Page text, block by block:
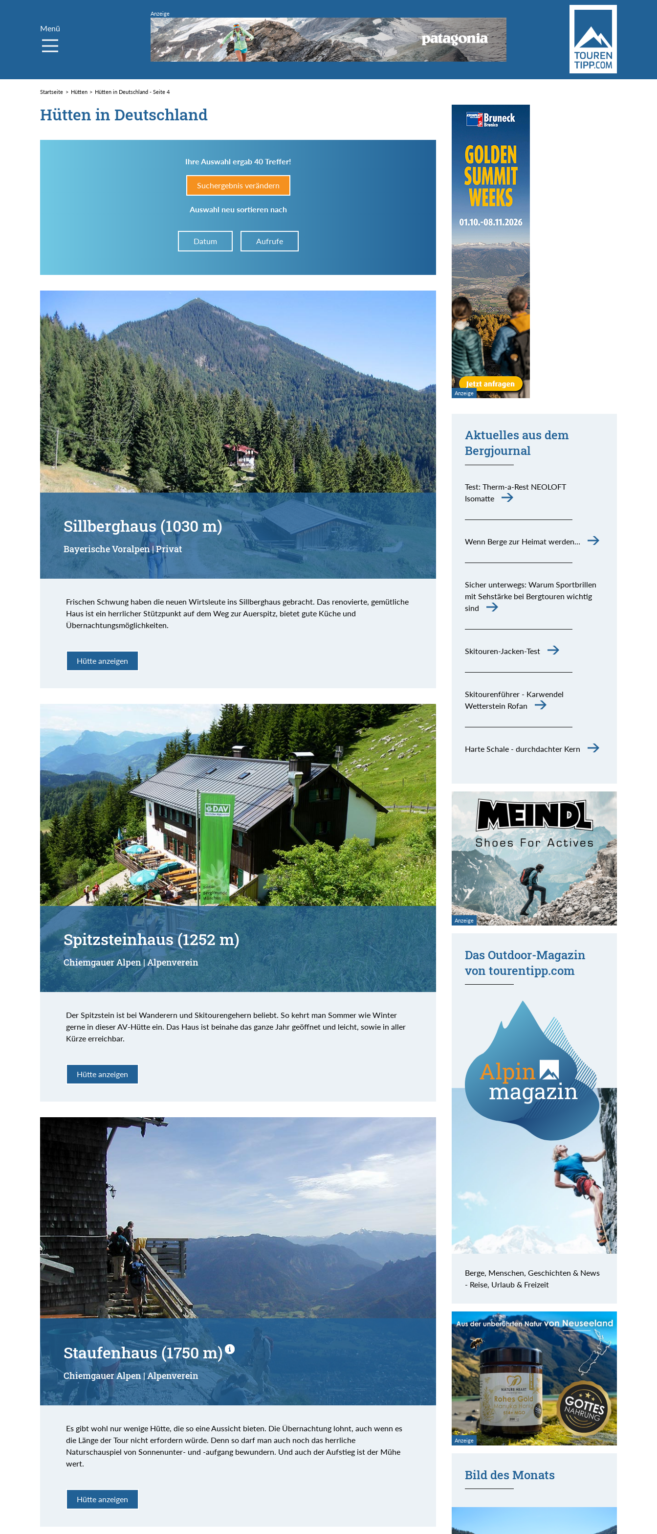
Menü
Startseite Hütten Hütten in Deutschland - Seite 4
Hütten in Deutschland
Ihre Auswahl ergab 40 Treffer!
Suchergebnis verändern
Auswahl neu sortieren nach
Datum Aufrufe
Im Hüttenarchiv suchen
Land:
Region:
Gebirge:
Hütten-Typ:
Übernachtung:
Suchbegriff:
Sillberghaus (1030 m)
Bayerische Voralpen | Privat
Frischen Schwung haben die neuen Wirtsleute ins Sillberghaus gebracht. Das renovierte, gemütliche
Haus ist ein herrlicher Stützpunkt auf dem Weg zur Auerspitz, bietet gute Küche und
Übernachtungsmöglichkeiten.
Hütte anzeigen
Spitzsteinhaus (1252 m)
Chiemgauer Alpen | Alpenverein
Der Spitzstein ist bei Wanderern und Skitourengehern beliebt. So kehrt man Sommer wie Winter
gerne in dieser AV-Hütte ein. Das Haus ist beinahe das ganze Jahr geöffnet und leicht, sowie in aller
Kürze erreichbar.
Hütte anzeigen
Staufenhaus (1750 m)
Chiemgauer Alpen | Alpenverein
Es gibt wohl nur wenige Hütte, die so eine Aussicht bieten. Die Übernachtung lohnt, auch wenn es
die Länge der Tour nicht erfordern würde. Denn so darf man auch noch das herrliche
Naturschauspiel von Sonnenunter- und -aufgang bewundern. Und auch der Aufstieg ist der Mühe
wert.
Hütte anzeigen
Aktuelles aus dem
Bergjournal
Test: Therm-a-Rest NEOLOFT
Isomatte
Wenn Berge zur Heimat werden…
Sicher unterwegs: Warum Sportbrillen
mit Sehstärke bei Bergtouren wichtig
sind
Skitouren-Jacken-Test
Skitourenführer - Karwendel
Wetterstein Rofan
Harte Schale - durchdachter Kern
Das Outdoor-Magazin
von tourentipp.com
Berge, Menschen, Geschichten & News
- Reise, Urlaub & Freizeit
Bild des Monats